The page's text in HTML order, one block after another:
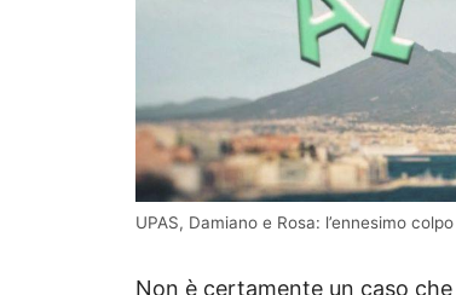
UPAS, Damiano e Rosa: l’ennesimo
Non è certamente un caso che